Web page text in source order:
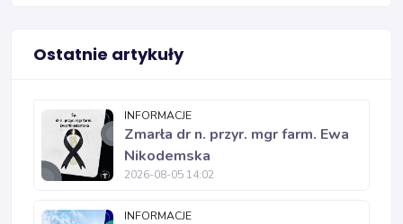
Ostatnie artykuły
INFORMACJE
Zmarła dr n. przyr. mgr farm. Ewa
Nikodemska
2026-08-05 14:02
INFORMACJE